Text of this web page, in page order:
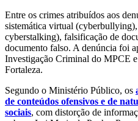
Entre os crimes atribuídos aos
sistemática virtual
cyberstalking), falsificação de
documento falso. A denúncia foi
Investigação Criminal do MPCE
Fortaleza.
Segundo o Ministério Público, os
de conteúdos ofensivos e de
sociais, com distorção de